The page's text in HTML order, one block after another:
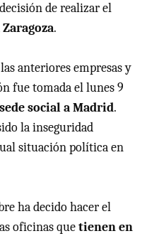
de realizar el
.
anteriores empresas y
fue tomada el lunes 9
sede social a Madrid.
la inseguridad
situación política en
ha decido hacer el
oficinas quetienen en